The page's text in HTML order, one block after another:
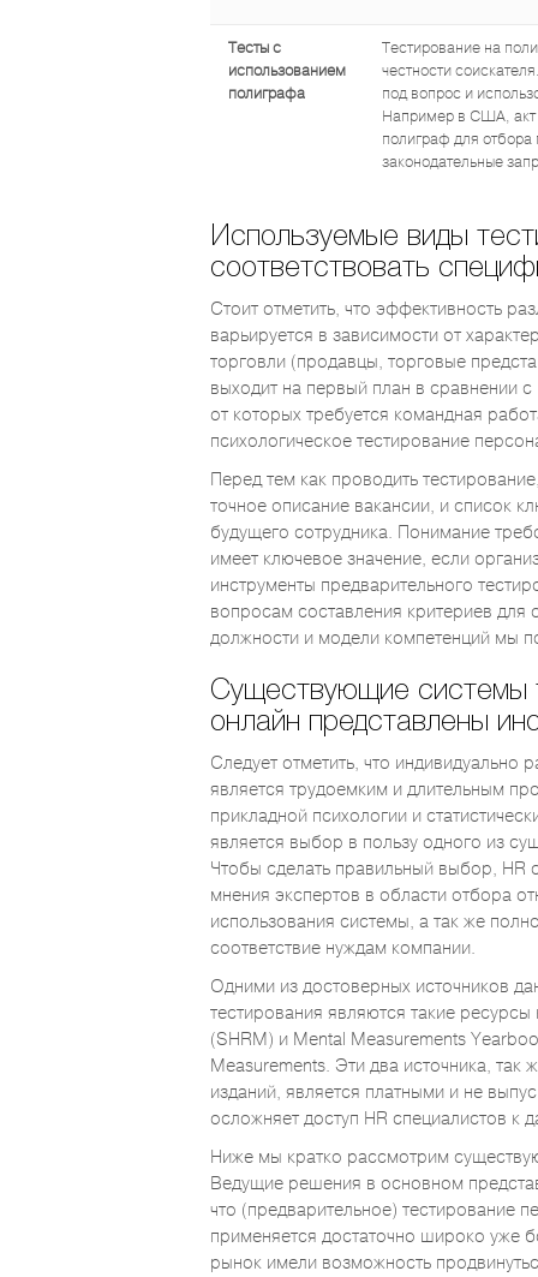
Тесты с
использованием
полиграфа
Тестирование на
честности
под вопрос и
Например в США, акт
полиграф для
законодательные
Используемые виды
соответствовать
Стоит отметить, что эффективность
варьируется в зависимости от
торговли (продавцы, торговые
выходит на первый план в сравнении
от которых требуется командная
психологическое тестирование
Перед тем как проводить
точное описание вакансии, и список
будущего сотрудника. Понимание
имеет ключевое значение, если
инструменты предварительного
вопросам составления критериев
должности и модели компетенций мы
Существующие системы
онлайн представлены
Следует отметить, что индивидуально
является трудоемким и длительным
прикладной психологии и
является выбор в пользу одного из
Чтобы сделать правильный выбор, HR
мнения экспертов в области отбора
использования системы, а так же
соответствие нуждам компании.
Одними из достоверных источников
тестирования являются такие
(SHRM) и Mental Measurements
Measurements. Эти два источника,
изданий, является платными и не
осложняет доступ HR специалистов к
Ниже мы кратко рассмотрим
Ведущие решения в основном
что (предварительное) тестирование
применяется достаточно широко уже
рынок имели возможность